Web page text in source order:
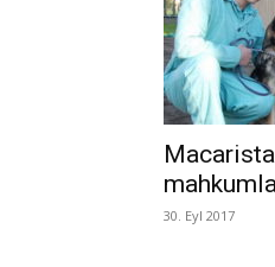
30. Eyl 2017